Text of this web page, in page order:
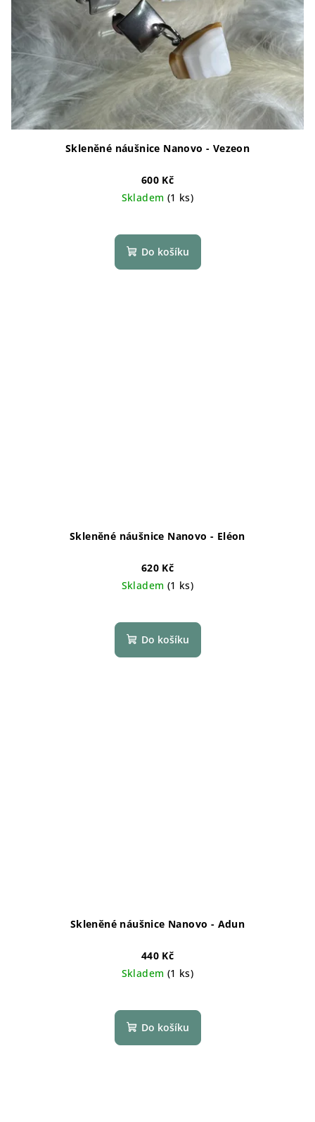
Skleněné náušnice Nanovo - Vezeon
600 Kč
Skladem (1 ks)
Do košíku
Skleněné náušnice Nanovo - Eléon
620 Kč
Skladem (1 ks)
Do košíku
Skleněné náušnice Nanovo - Adun
440 Kč
Skladem (1 ks)
Do košíku